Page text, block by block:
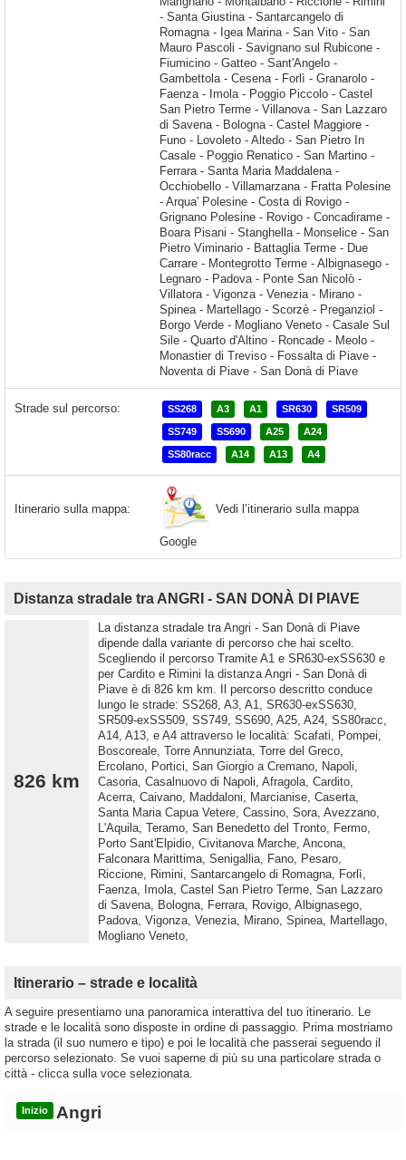
Strade sul percorso: SS268 A3 A1 SR630 SR509
SS749 SS690 A25 A24
SS80racc A14 A13 A4
Itinerario sulla mappa: Vedi l’itinerario sulla mappa
Google
Distanza stradale tra ANGRI - SAN DONÀ DI PIAVE
826 km
La distanza stradale tra Angri - San Donà di Piave
dipende dalla variante di percorso che hai scelto.
Scegliendo il percorso Tramite A1 e SR630-exSS630 e
per Cardito e Rimini la distanza Angri - San Donà di
Piave è di 826 km km. Il percorso descritto conduce
lungo le strade: SS268, A3, A1, SR630-exSS630,
SR509-exSS509, SS749, SS690, A25, A24, SS80racc,
A14, A13, e A4 attraverso le località: Scafati, Pompei,
Boscoreale, Torre Annunziata, Torre del Greco,
Ercolano, Portici, San Giorgio a Cremano, Napoli,
Casoria, Casalnuovo di Napoli, Afragola, Cardito,
Acerra, Caivano, Maddaloni, Marcianise, Caserta,
Santa Maria Capua Vetere, Cassino, Sora, Avezzano,
L'Aquila, Teramo, San Benedetto del Tronto, Fermo,
Porto Sant'Elpidio, Civitanova Marche, Ancona,
Falconara Marittima, Senigallia, Fano, Pesaro,
Riccione, Rimini, Santarcangelo di Romagna, Forlì,
Faenza, Imola, Castel San Pietro Terme, San Lazzaro
di Savena, Bologna, Ferrara, Rovigo, Albignasego,
Padova, Vigonza, Venezia, Mirano, Spinea, Martellago,
Mogliano Veneto,
Itinerario – strade e località
A seguire presentiamo una panoramica interattiva del tuo itinerario. Le
strade e le località sono disposte in ordine di passaggio. Prima mostriamo
la strada (il suo numero e tipo) e poi le località che passerai seguendo il
percorso selezionato. Se vuoi saperne di più su una particolare strada o
città - clicca sulla voce selezionata.
Inizio Angri